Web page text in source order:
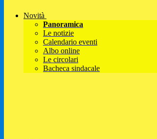
Novità
Panoramica
Le notizie
Calendario eventi
Albo online
Le circolari
Bacheca sindacale